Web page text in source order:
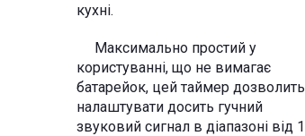
кухні.
Максимально простий у
користуванні, що не вимагає
батарейок, цей таймер дозволить
налаштувати досить гучний
звуковий сигнал в діапазоні від 1